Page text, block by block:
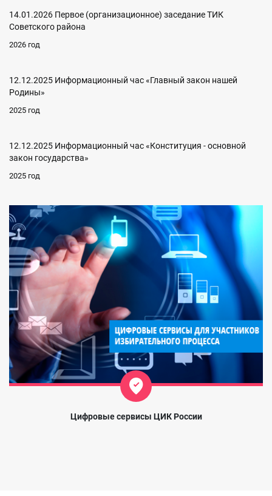
14.01.2026 Первое (организационное) заседание ТИК
Советского района
2026 год
12.12.2025 Информационный час «Главный закон нашей
Родины»
2025 год
12.12.2025 Информационный час «Конституция - основной
закон государства»
2025 год
Цифровые сервисы ЦИК России